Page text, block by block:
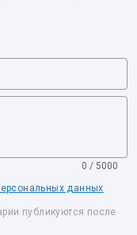
0 / 5000
данных
публикуются после